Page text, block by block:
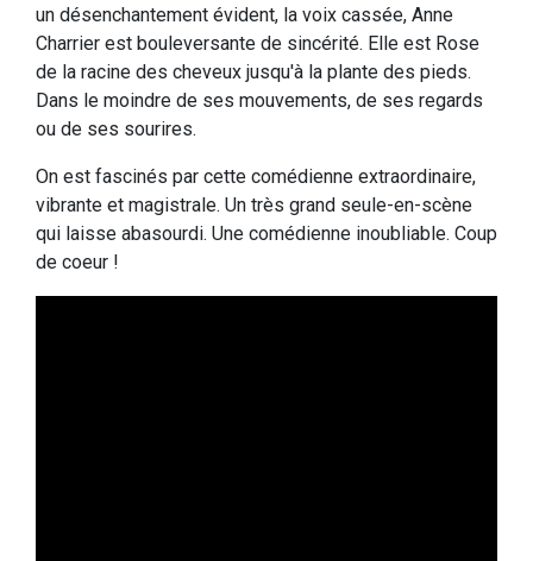
un désenchantement évident, la voix cassée, Anne
Charrier est bouleversante de sincérité. Elle est Rose
de la racine des cheveux jusqu'à la plante des pieds.
Dans le moindre de ses mouvements, de ses regards
ou de ses sourires.
On est fascinés par cette comédienne extraordinaire,
vibrante et magistrale. Un très grand seule-en-scène
qui laisse abasourdi. Une comédienne inoubliable. Coup
de coeur !